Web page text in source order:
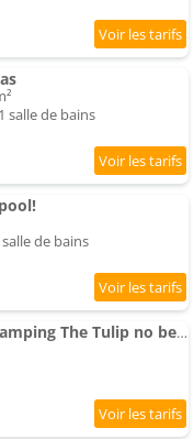
salle de bains
de bains
empty spot on grass Camping The Tulip no beds